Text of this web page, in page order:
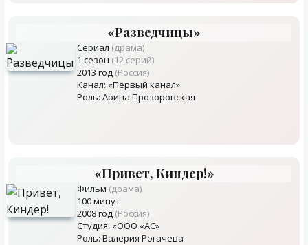
«Разведчицы»
Сериал (драма)
1 сезон (12 серий)
2013 год (Россия)
Канал: «Первый канал»
Роль: Арина Прозоровская
«Привет, Киндер!»
Фильм (драма)
100 минут
2008 год (Россия)
Студия: «ООО «АС»
Роль: Валерия Рогачева